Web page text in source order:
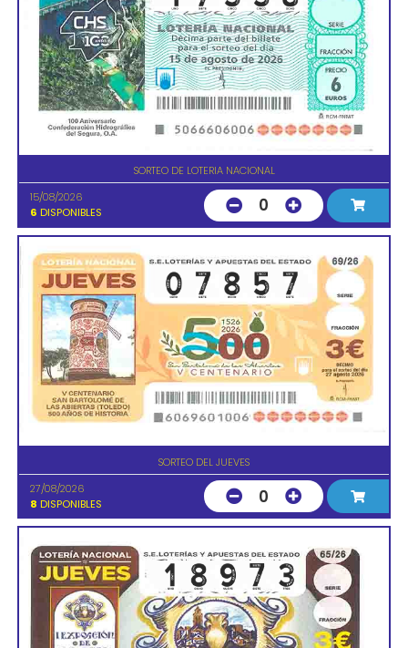
SORTEO DE LOTERIA NACIONAL
15/08/2026
6 DISPONIBLES 0
SORTEO DEL JUEVES
27/08/2026
8 DISPONIBLES 0